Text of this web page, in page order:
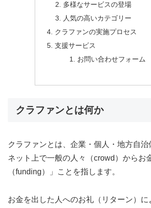
多様なサービスの登場
人気の高いカテゴリー
クラファンの実施プロセス
支援サービス
お問い合わせフォーム
クラファンとは何か
クラファンとは、企業・個人・地方自
ネット上で一般の人々（crowd）からお
（funding）」ことを指します。
お金を出した人へのお礼（リターン）